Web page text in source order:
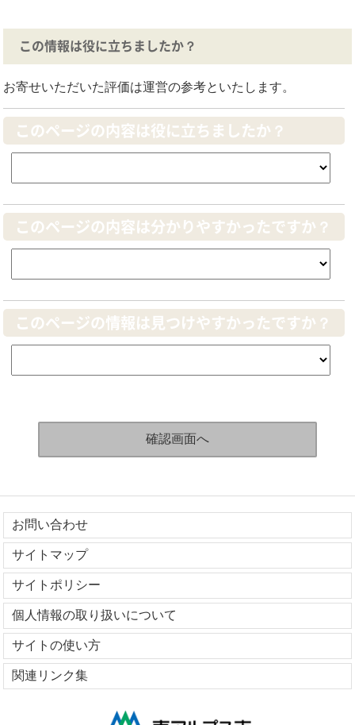
この情報は役に立ちましたか？
お寄せいただいた評価は運営の参考といたします。
このページの内容は役に立ちましたか？
このページの内容は分かりやすかったですか？
このページの情報は見つけやすかったですか？
お問い合わせ
サイトマップ
サイトポリシー
個人情報の取り扱いについて
サイトの使い方
関連リンク集